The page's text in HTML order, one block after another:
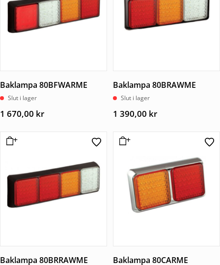
Baklampa 80BFWARME
Slut i lager
1 670,00 kr
Baklampa 80BRAWME
Slut i lager
1 390,00 kr
Baklampa 80BRRAWME Baklampa 80CARME